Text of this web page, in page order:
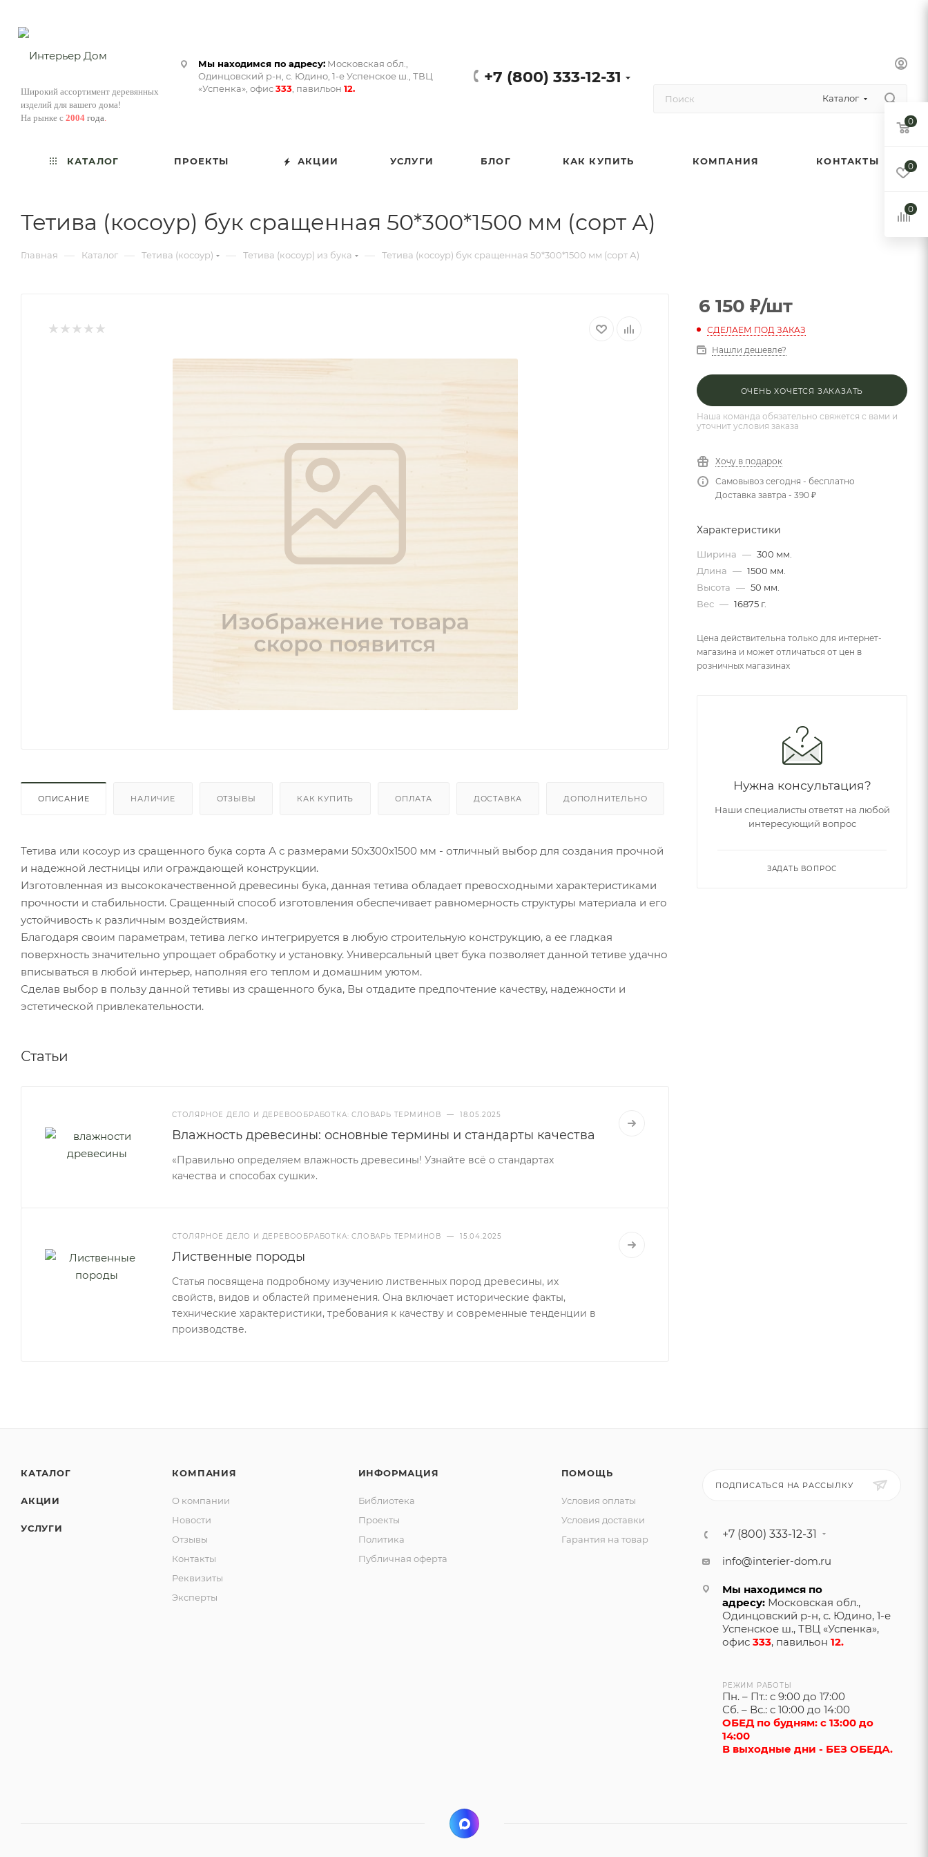
Широкий ассортимент деревянных
изделий для вашего дома!
На рынке с 2004 года.
Мы находимся по адресу: Московская обл.,
Одинцовский р-н, с. Юдино, 1-е Успенское ш., ТВЦ
«Успенка», офис333 , павильон 12.
+7 (800) 333-12-31
Каталог
КАТАЛОГ ПРОЕКТЫ АКЦИИ УСЛУГИ БЛОГ КАК КУПИТЬ КОМПАНИЯ КОНТАКТЫ
Тетива (косоур) бук сращенная 50*300*1500 мм (сорт А)
Главная — Каталог — Тетива (косоур) — Тетива (косоур) из бука — Тетива (косоур) бук сращенная 50*300*1500 мм (сорт А)
ОПИСАНИЕ НАЛИЧИЕ ОТЗЫВЫ КАК КУПИТЬ ОПЛАТА ДОСТАВКА ДОПОЛНИТЕЛЬНО
Тетива или косоур из сращенного бука сорта А с размерами 50x300x1500 мм - отличный выбор для создания прочной
и надежной лестницы или ограждающей конструкции.
Изготовленная из высококачественной древесины бука, данная тетива обладает превосходными характеристиками
прочности и стабильности. Сращенный способ изготовления обеспечивает равномерность структуры материала и его
устойчивость к различным воздействиям.
Благодаря своим параметрам, тетива легко интегрируется в любую строительную конструкцию, а ее гладкая
поверхность значительно упрощает обработку и установку. Универсальный цвет бука позволяет данной тетиве удачно
вписываться в любой интерьер, наполняя его теплом и домашним уютом.
Сделав выбор в пользу данной тетивы из сращенного бука, Вы отдадите предпочтение качеству, надежности и
эстетической привлекательности.
Статьи
СТОЛЯРНОЕ ДЕЛО И ДЕРЕВООБРАБОТКА: СЛОВАРЬ ТЕРМИНОВ — 18.05.2025
Влажность древесины: основные термины и стандарты качества
«Правильно определяем влажность древесины! Узнайте всё о стандартах
качества и способах сушки».
СТОЛЯРНОЕ ДЕЛО И ДЕРЕВООБРАБОТКА: СЛОВАРЬ ТЕРМИНОВ — 15.04.2025
Лиственные породы
Статья посвящена подробному изучению лиственных пород древесины, их
свойств, видов и областей применения. Она включает исторические факты,
технические характеристики, требования к качеству и современные тенденции в
производстве.
6 150 ₽/шт
СДЕЛАЕМ ПОД ЗАКАЗ
Нашли дешевле?
ОЧЕНЬ ХОЧЕТСЯ ЗАКАЗАТЬ
Наша команда обязательно свяжется с вами и
уточнит условия заказа
Хочу в подарок
Самовывоз сегодня - бесплатно
Доставка завтра - 390 ₽
Характеристики
Ширина — 300 мм.
Длина — 1500 мм.
Высота — 50 мм.
Вес — 16875 г.
Цена действительна только для интернет-
магазина и может отличаться от цен в
розничных магазинах
Нужна консультация?
Наши специалисты ответят на любой
интересующий вопрос
ЗАДАТЬ ВОПРОС
КАТАЛОГ
АКЦИИ
УСЛУГИ
КОМПАНИЯ
О компании
Новости
Отзывы
Контакты
Реквизиты
Эксперты
ИНФОРМАЦИЯ
Библиотека
Проекты
Политика
Публичная оферта
ПОМОЩЬ
Условия оплаты
Условия доставки
Гарантия на товар
ПОДПИСАТЬСЯ НА РАССЫЛКУ
+7 (800) 333-12-31
info@interier-dom.ru
Мы находимся по
адресу:Московская обл.,
Одинцовский р-н, с. Юдино, 1-е
Успенское ш., ТВЦ «Успенка»,
офис 333, павильон 12.
РЕЖИМ РАБОТЫ
Пн. – Пт.: с 9:00 до 17:00
Сб. – Вс.: с 10:00 до 14:00
ОБЕД по будням: с 13:00 до
14:00
В выходные дни - БЕЗ ОБЕДА.
0
0
0